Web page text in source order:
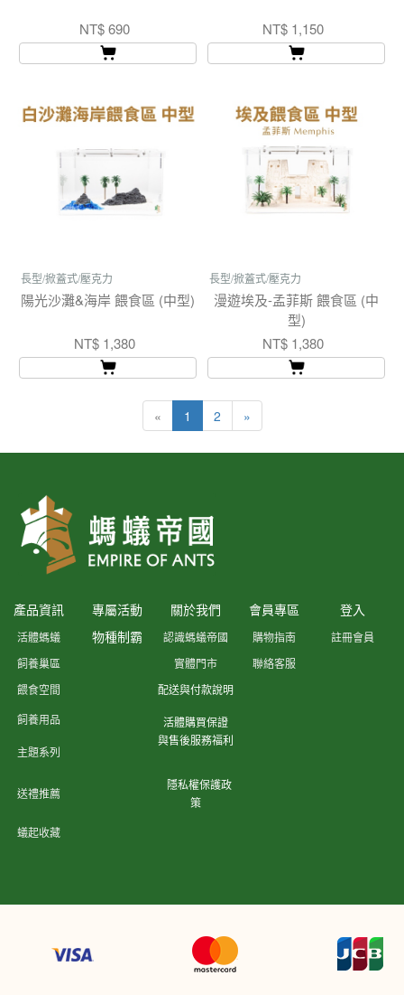
NT$ 690 NT$ 1,150
長型/掀蓋式/壓克力
陽光沙灘&海岸 餵食區 (中型)
NT$ 1,380
長型/掀蓋式/壓克力
漫遊埃及-孟菲斯 餵食區 (中
型)
NT$ 1,380
« 1 2 »
產品資訊 專屬活動 關於我們 會員專區 登入
活體螞蟻 物種制霸 認識螞蟻帝國 購物指南
註冊會員
飼養巢區
實體門市
聯絡客服
餵食空間
配送與付款說明
飼養用品
活體購買保證
與售後服務福利
主題系列
送禮推薦
隱私權保護政
策
蟻起收藏